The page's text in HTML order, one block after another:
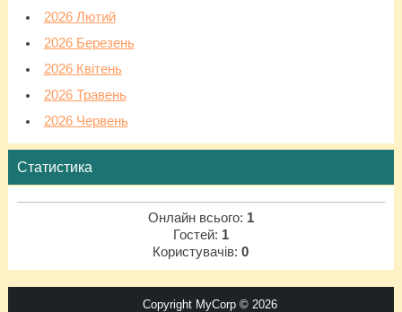
2026 Лютий
2026 Березень
2026 Квітень
2026 Травень
2026 Червень
Статистика
Онлайн всього: 1
Гостей: 1
Користувачів:0
Copyright MyCorp © 2026